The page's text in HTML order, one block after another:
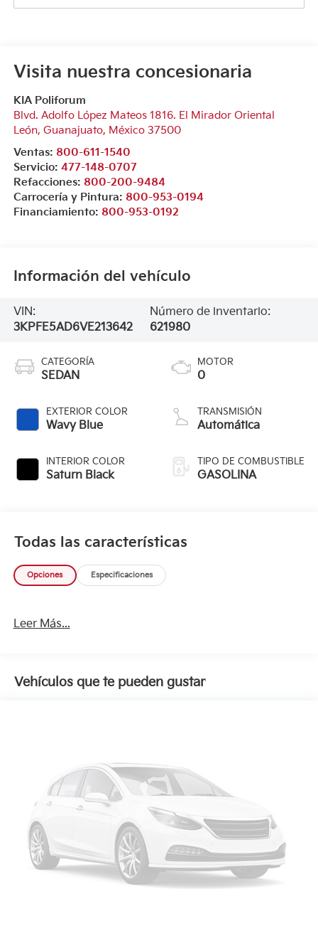
Visita nuestra concesionaria
KIA Poliforum
Blvd. Adolfo López Mateos 1816. El Mirador Oriental
León, Guanajuato, México 37500
Ventas: 800-611-1540
Servicio: 477-148-0707
Refacciones: 800-200-9484
Carrocería y Pintura: 800-953-0194
Financiamiento: 800-953-0192
Información del vehículo
VIN:
3KPFE5AD6VE213642
Número de inventario:
621980
CATEGORÍA
SEDAN
EXTERIOR COLOR
Wavy Blue
INTERIOR COLOR
Saturn Black
MOTOR
0
TRANSMISIÓN
Automática
TIPO DE COMBUSTIBLE
GASOLINA
Todas las características
Opciones Especificaciones
Leer Más...
Vehículos que te pueden gustar